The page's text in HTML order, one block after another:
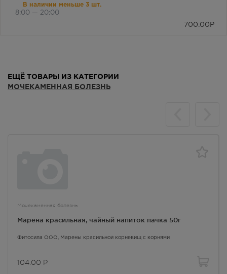
В наличии меньше 3 шт.
8:00 — 20:00
700.00 Р
ЕЩЁ ТОВАРЫ ИЗ КАТЕГОРИИ
МОЧЕКАМЕННАЯ БОЛЕЗНЬ
Мочекаменная болезнь
Марена красильная, чайный напиток пачка 50г
Фитосила ООО, Марены красильной корневищ с корнями
104.00 Р